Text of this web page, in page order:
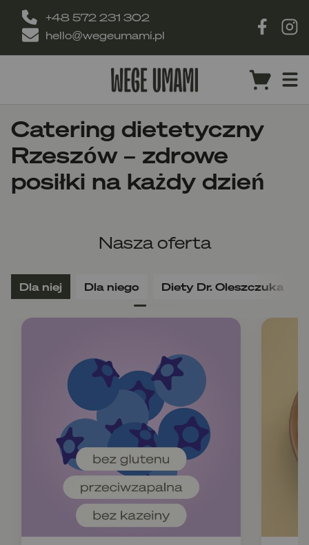
+48 572 231 302
hello@wegeumami.pl
Catering dietetyczny
Rzeszów – zdrowe
posiłki na każdy dzień
Nasza oferta
Dla niej Dla niego Diety Dr. Oleszczuka